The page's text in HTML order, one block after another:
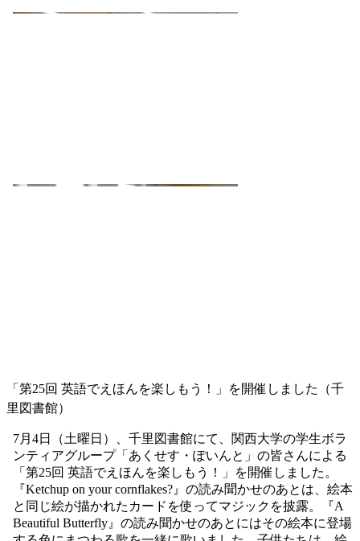
「第25回 英語でえほんを楽しもう！」を開催しました（千
里図書館）
7月4日（土曜日）、千里図書館にて、関西大学の学生ボラ
ンティアグループ「あくせす・ぽいんと」の皆さんによる
「第25回 英語でえほんを楽しもう！」を開催しました。
『Ketchup on your cornflakes?』の読み聞かせのあとは、絵本
と同じ絵が描かれたカードを使ってマジックを披露。『A
Beautiful Butterfly』の読み聞かせのあとにはその絵本に登場